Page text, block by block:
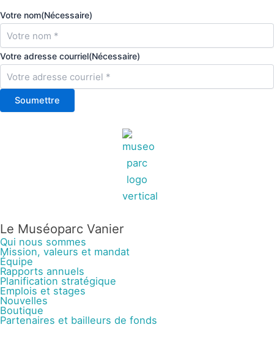
Votre nom(Nécessaire)
Votre adresse courriel(Nécessaire)
Soumettre
Le Muséoparc Vanier
Qui nous sommes
Mission, valeurs et mandat
Équipe
Rapports annuels
Planification stratégique
Emplois et stages
Nouvelles
Boutique
Partenaires et bailleurs de fonds